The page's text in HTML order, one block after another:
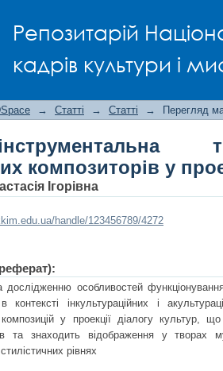
Репозитарій
кадрів культури і
культур
→ Статті → Статті → Перегляд
інструментальна
композиторів у
Ігорівна
handle/123456789/4272
дослідженню особливостей
інкультураційних і
композицій у проекції діалогу культур,
та знаходить відображення у творах
рівнях